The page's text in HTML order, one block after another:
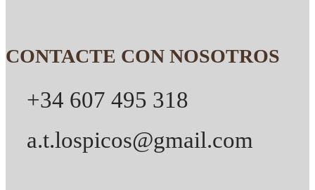
CONTACTE CON NOSOTROS
+34 607 495 318
a.t.lospicos@gmail.com